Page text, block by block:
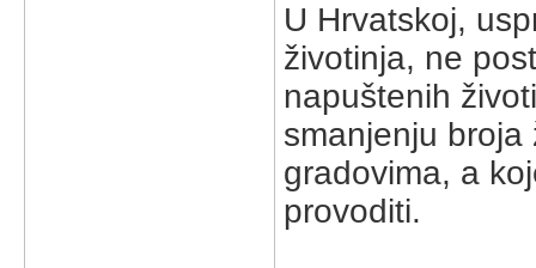
U Hrvatskoj,
životinja, ne
napuštenih
smanjenju
gradovima, a
provoditi.